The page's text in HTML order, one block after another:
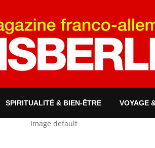
SPIRITUALITÉ & BIEN-ÊTRE VOYAGE